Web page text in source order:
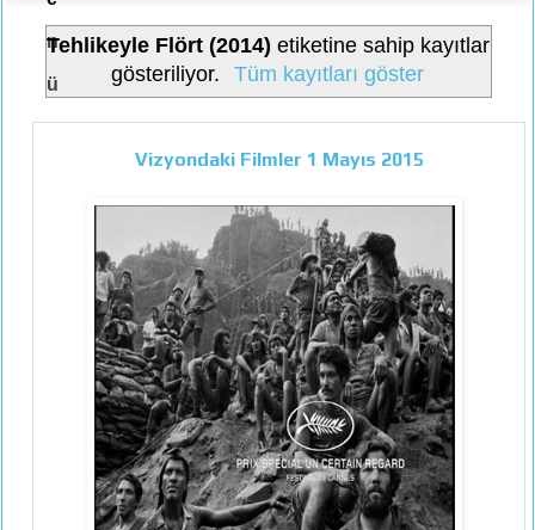
n
ü
Tehlikeyle Flört (2014) etiketine sahip kayıtlar
gösteriliyor.
Tüm kayıtları göster
Vizyondaki Filmler 1 Mayıs 2015